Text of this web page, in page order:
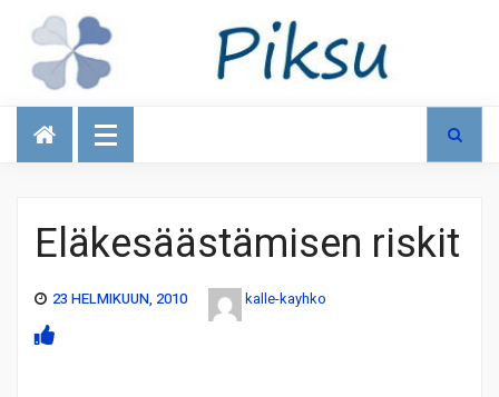
Talous
Eläkesäästämisen riskit
23 HELMIKUUN, 2010 kalle-kayhko